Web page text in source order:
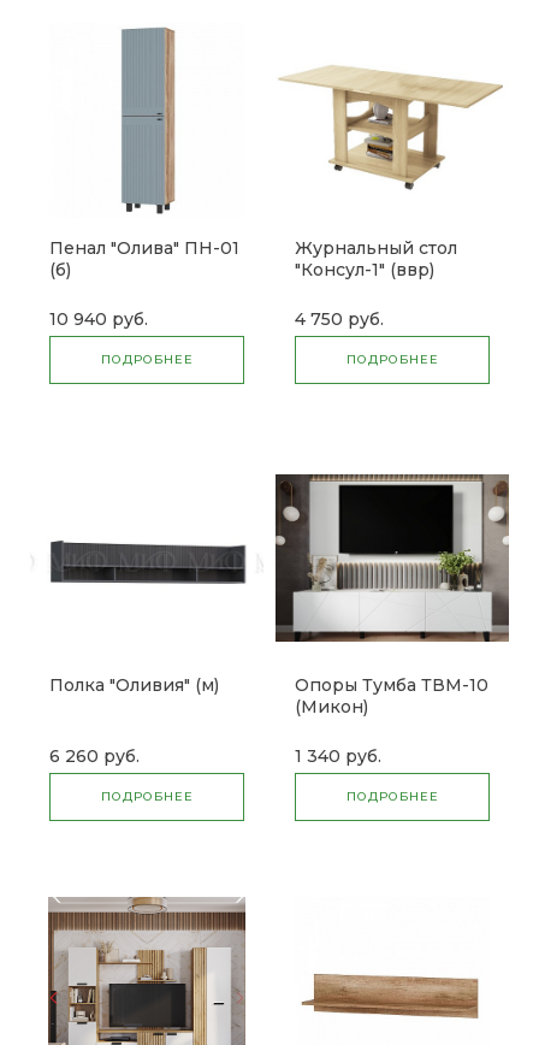
Пенал "Олива" ПН-01
(б)
10 940 руб.
ПОДРОБНЕЕ
Журнальный стол
"Консул-1" (ввр)
4 750 руб.
ПОДРОБНЕЕ
Полка "Оливия" (м)
6 260 руб.
ПОДРОБНЕЕ
Опоры Тумба ТВМ-10
(Микон)
1 340 руб.
ПОДРОБНЕЕ